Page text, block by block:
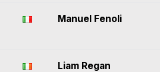
Manuel Fenoli
Liam Regan